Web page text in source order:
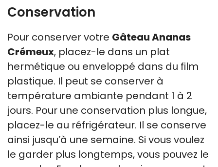
Conservation
Pour conserver votre Gâteau Ananas
Crémeux, placez-le dans un plat
hermétique ou enveloppé dans du film
plastique. Il peut se conserver à
température ambiante pendant 1 à 2
jours. Pour une conservation plus longue,
placez-le au réfrigérateur. Il se conserve
ainsi jusqu’à une semaine. Si vous voulez
le garder plus longtemps, vous pouvez le